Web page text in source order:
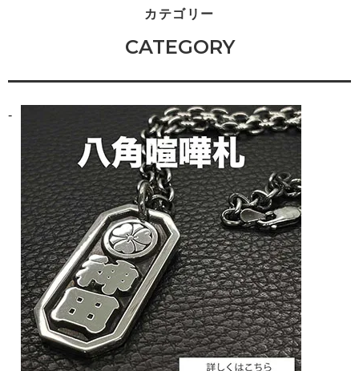
カテゴリー
CATEGORY